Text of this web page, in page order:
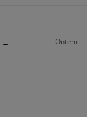
-
Ontem